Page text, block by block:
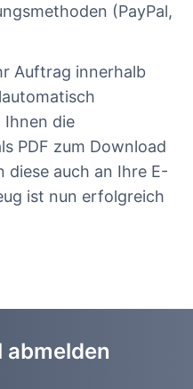
(PayPal,
Auftrag innerhalb
die
PDF zum Download
auch an Ihre E-
ist nun erfolgreich
abmelden